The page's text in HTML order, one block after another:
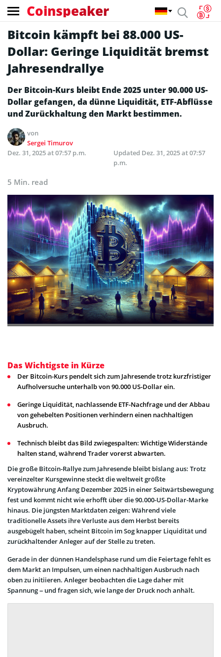
Coinspeaker
Bitcoin kämpft bei 88.000 US-
Dollar: Geringe Liquidität bremst
Jahresendrallye
Der Bitcoin-Kurs bleibt Ende 2025 unter 90.000 US-
Dollar gefangen, da dünne Liquidität, ETF-Abflüsse
und Zurückhaltung den Markt bestimmen.
von
Sergei Timurov
Dez. 31, 2025 at 07:57 p.m.
Updated Dez. 31, 2025 at 07:57
p.m.
5 Min. read
Das Wichtigste in Kürze
Der Bitcoin-Kurs pendelt sich zum Jahresende trotz kurzfristiger
Aufholversuche unterhalb von 90.000 US-Dollar ein.
Geringe Liquidität, nachlassende ETF-Nachfrage und der Abbau
von gehebelten Positionen verhindern einen nachhaltigen
Ausbruch.
Technisch bleibt das Bild zwiegespalten: Wichtige Widerstände
halten stand, während Trader vorerst abwarten.
Die große Bitcoin-Rallye zum Jahresende bleibt bislang aus: Trotz
vereinzelter Kursgewinne steckt die weltweit größte
Kryptowährung Anfang Dezember 2025 in einer Seitwärtsbewegung
fest und kommt nicht wie erhofft über die 90.000-US-Dollar-Marke
hinaus. Die jüngsten Marktdaten zeigen: Während viele
traditionelle Assets ihre Verluste aus dem Herbst bereits
ausgebügelt haben, scheint Bitcoin im Sog knapper Liquidität und
zurückhaltender Anleger auf der Stelle zu treten.
Gerade in der dünnen Handelsphase rund um die Feiertage fehlt es
dem Markt an Impulsen, um einen nachhaltigen Ausbruch nach
oben zu initiieren. Anleger beobachten die Lage daher mit
Spannung – und fragen sich, wie lange der Druck noch anhält.